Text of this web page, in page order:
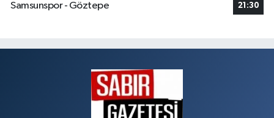
Samsunspor - Göztepe
21:30